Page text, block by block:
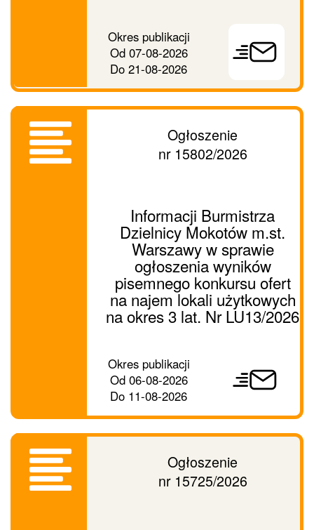
Okres publikacji
Od07-08-2026
Do 21-08-2026
dalej
Ogłoszenie
nr 15802/2026
Informacji Burmistrza
Dzielnicy Mokotów m.st.
Warszawy w sprawie
ogłoszenia wyników
pisemnego konkursu ofert
na najem lokali użytkowych
na okres 3 lat. Nr LU13/2026
Okres publikacji
Od06-08-2026
Do 11-08-2026
dalej
Ogłoszenie
nr 15725/2026